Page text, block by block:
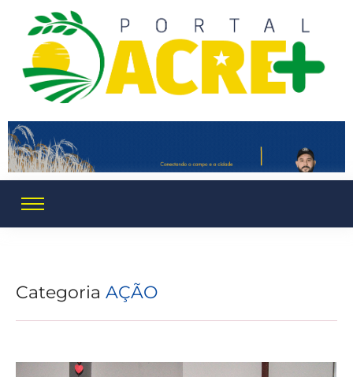
Categoria AÇÃO